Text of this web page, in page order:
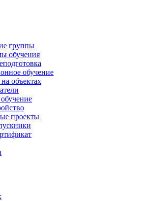
группы
обучения
обучение
объектах
проекты